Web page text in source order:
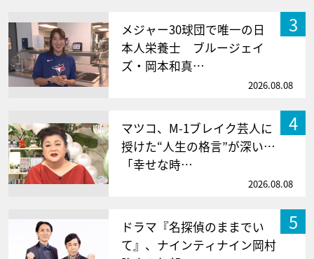
3
メジャー30球団で唯一の日
本人栄養士 ブルージェイ
ズ・岡本和真…
2026.08.08
4
マツコ、M-1ブレイク芸人に
授けた“人生の格言”が深い…
「幸せな時…
2026.08.08
5
ドラマ『名探偵のままでい
て』、ナインティナイン岡村